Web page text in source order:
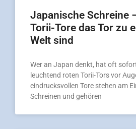
Japanische Schreine
Torii-Tore das Tor zu
Welt sind
Wer an Japan denkt, hat oft
leuchtend roten Torii-Tors vor
eindrucksvollen Tore stehen am
Schreinen und gehören